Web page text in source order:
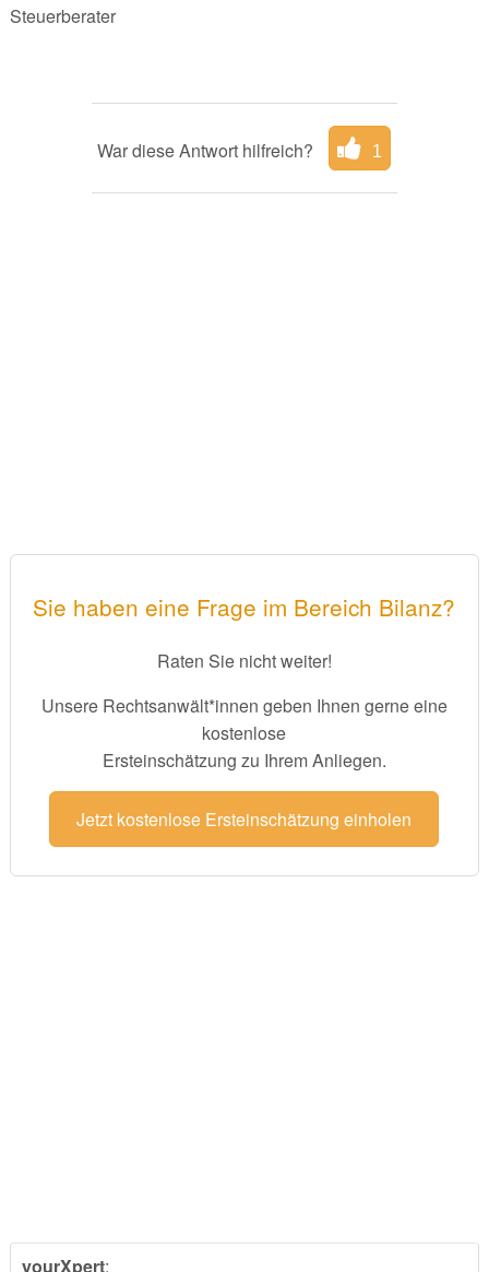
Steuerberater
War diese Antwort hilfreich? 1
Sie haben eine Frage im Bereich Bilanz?
Raten Sie nicht weiter!
Unsere Rechtsanwält*innen geben Ihnen gerne eine
kostenlose
Ersteinschätzung zu Ihrem Anliegen.
Jetzt kostenlose Ersteinschätzung einholen
yourXpert: